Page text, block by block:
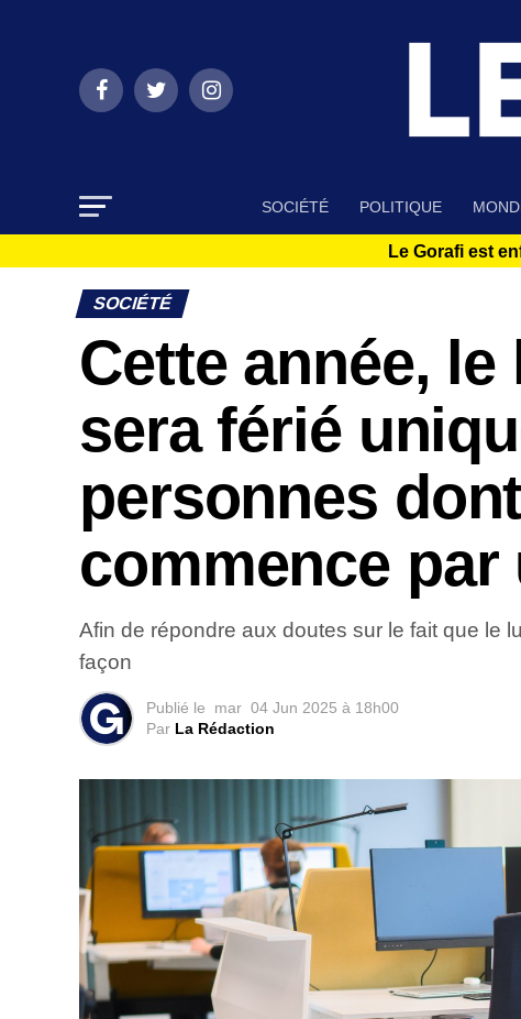
SOCIÉTÉ POLITIQUE
Le Gorafi est
SOCIÉTÉ
Cette année,
sera férié
personnes
commence par
Afin de répondre aux doutes sur le fait que le
façon
Publié le mar 04 Jun 2025 à 18h00
Par La Rédaction